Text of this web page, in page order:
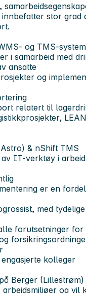
stor grad
og TMS-
i samarbeid med
ansatte
og
relatert til
& nShift TMS
IT-verktøy i
er en fordel
med
forutsetninger for
kolleger
Berger (Lillestrøm)
og vil